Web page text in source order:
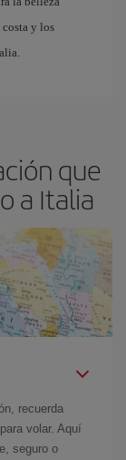
y los
que
a Italia
recuerda
volar. Aquí
seguro o